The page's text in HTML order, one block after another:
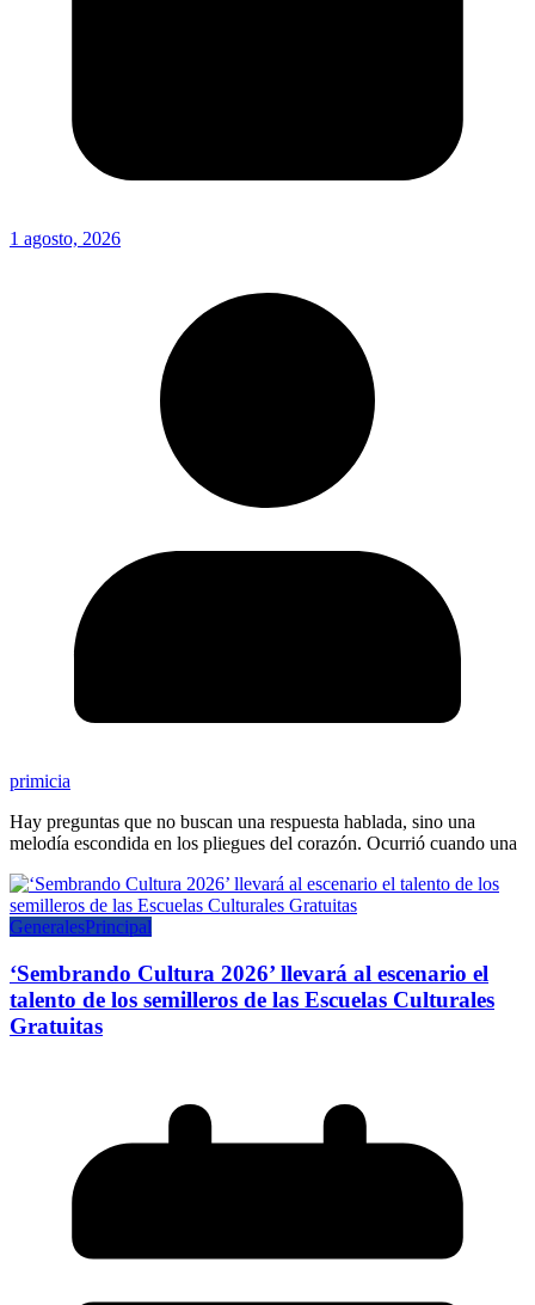
1 agosto, 2026
primicia
Hay preguntas que no buscan una respuesta hablada, sino una
melodía escondida en los pliegues del corazón. Ocurrió cuando una
GeneralesPrincipal
‘Sembrando Cultura 2026’ llevará al escenario el
talento de los semilleros de las Escuelas Culturales
Gratuitas